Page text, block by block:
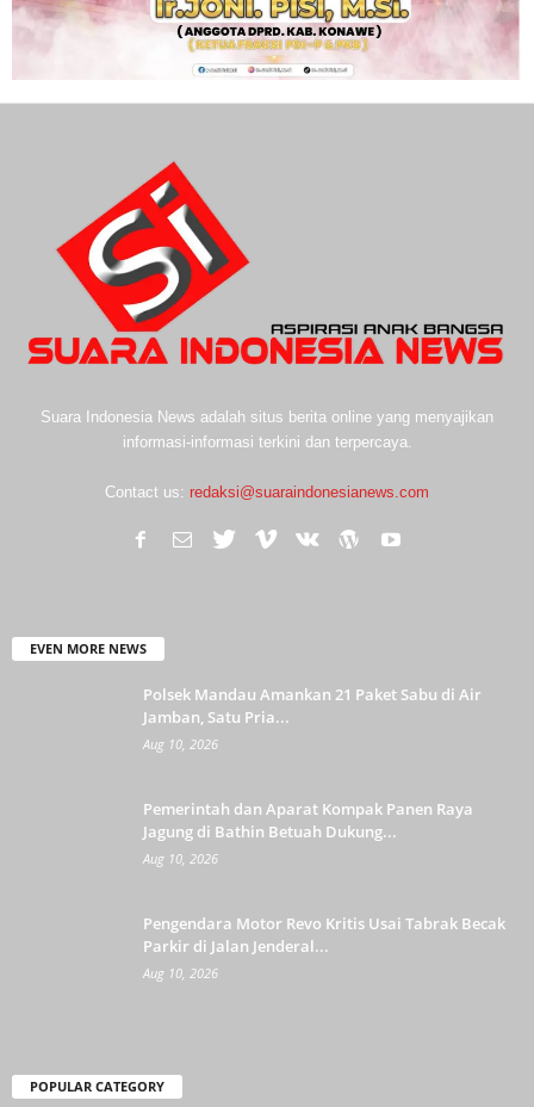
Suara Indonesia News adalah situs berita online yang menyajikan
informasi-informasi terkini dan terpercaya.
Contact us: redaksi@suaraindonesianews.com
EVEN MORE NEWS
Polsek Mandau Amankan 21 Paket Sabu di Air
Jamban, Satu Pria...
Aug 10, 2026
Pemerintah dan Aparat Kompak Panen Raya
Jagung di Bathin Betuah Dukung...
Aug 10, 2026
Pengendara Motor Revo Kritis Usai Tabrak Becak
Parkir di Jalan Jenderal...
Aug 10, 2026
POPULAR CATEGORY